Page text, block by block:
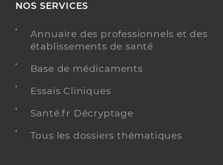
NOS SERVICES
Annuaire des professionnels et des
établissements de santé
Base de médicaments
Essais Cliniques
Santé.fr Décryptage
Tous les dossiers thématiques